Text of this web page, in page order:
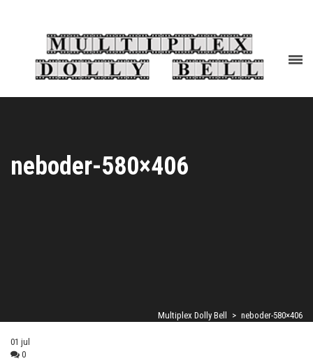
neboder-580×406
Multiplex Dolly Bell > neboder-580×406
01 jul
0